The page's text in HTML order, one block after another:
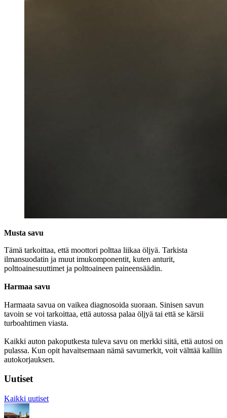
Musta savu
Tämä tarkoittaa, että moottori polttaa liikaa öljyä. Tarkista
ilmansuodatin ja muut imukomponentit, kuten anturit,
polttoainesuuttimet ja polttoaineen paineensäädin.
Harmaa savu
Harmaata savua on vaikea diagnosoida suoraan. Sinisen savun
tavoin se voi tarkoittaa, että autossa palaa öljyä tai että se kärsii
turboahtimen viasta.
Kaikki auton pakoputkesta tuleva savu on merkki siitä, että autosi on
pulassa. Kun opit havaitsemaan nämä savumerkit, voit välttää kalliin
autokorjauksen.
Uutiset
Kaikki uutiset